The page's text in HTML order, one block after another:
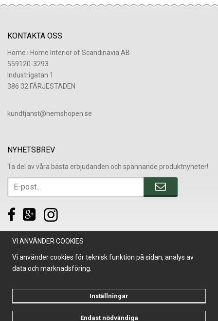
KONTAKTA OSS
Home i Home Interior of Scandinavia AB
559120-3293
Industrigatan 1
386 32 FÄRJESTADEN
​kundtjanst@hemshopen.se
NYHETSBREV
Ta del av våra bästa erbjudanden och spännande produktnyheter!
Drift & produktion:Wikinggruppen
VI ANVÄNDER COOKIES
Vi använder cookies för teknisk funktion på sidan, analys av
data och marknadsföring.
Inställningar
Endast nödvändiga